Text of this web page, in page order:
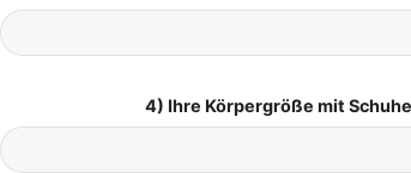
4) Ihre Körpergröße mit